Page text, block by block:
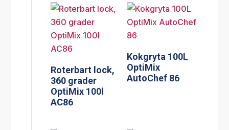
Roterbart lock,
360 grader
OptiMix 100l
AC86
Kokgryta 100L
OptiMix
AutoChef 86